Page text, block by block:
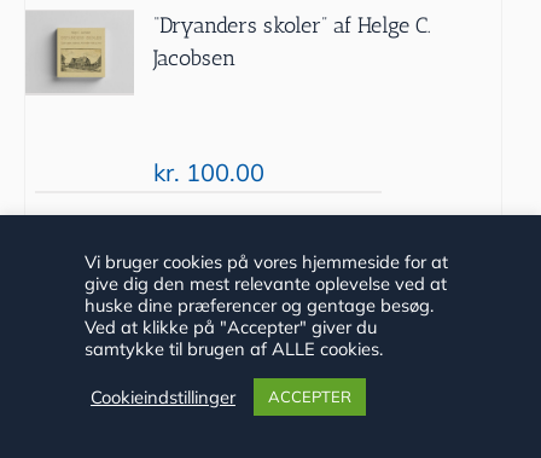
“Dryanders skoler” af Helge C.
Jacobsen
kr. 100.00
Tilføj til
kurv
Detaljer
Vi bruger cookies på vores hjemmeside for at
give dig den mest relevante oplevelse ved at
huske dine præferencer og gentage besøg.
Ved at klikke på "Accepter" giver du
samtykke til brugen af ALLE cookies.
Cookieindstillinger ACCEPTER